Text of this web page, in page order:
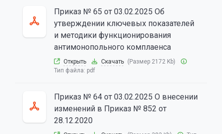
Приказ № 65 от 03.02.2025 Об
утверждении ключевых показателей
и методики функционирования
антимонопольного комплаенса
Открыть Скачать (Размер 2172 Kb)
Тип файла: pdf
Приказ № 64 от 03.02.2025 О внесении
изменений в Приказ № 852 от
28.12.2020